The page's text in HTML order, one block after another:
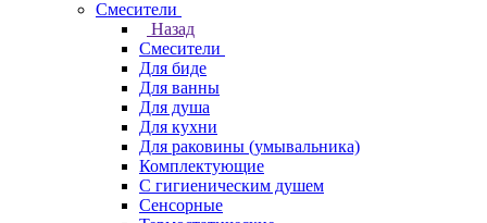
Смесители
Назад
Смесители
Для биде
Для ванны
Для душа
Для кухни
Для раковины (умывальника)
Комплектующие
С гигиеническим душем
Сенсорные